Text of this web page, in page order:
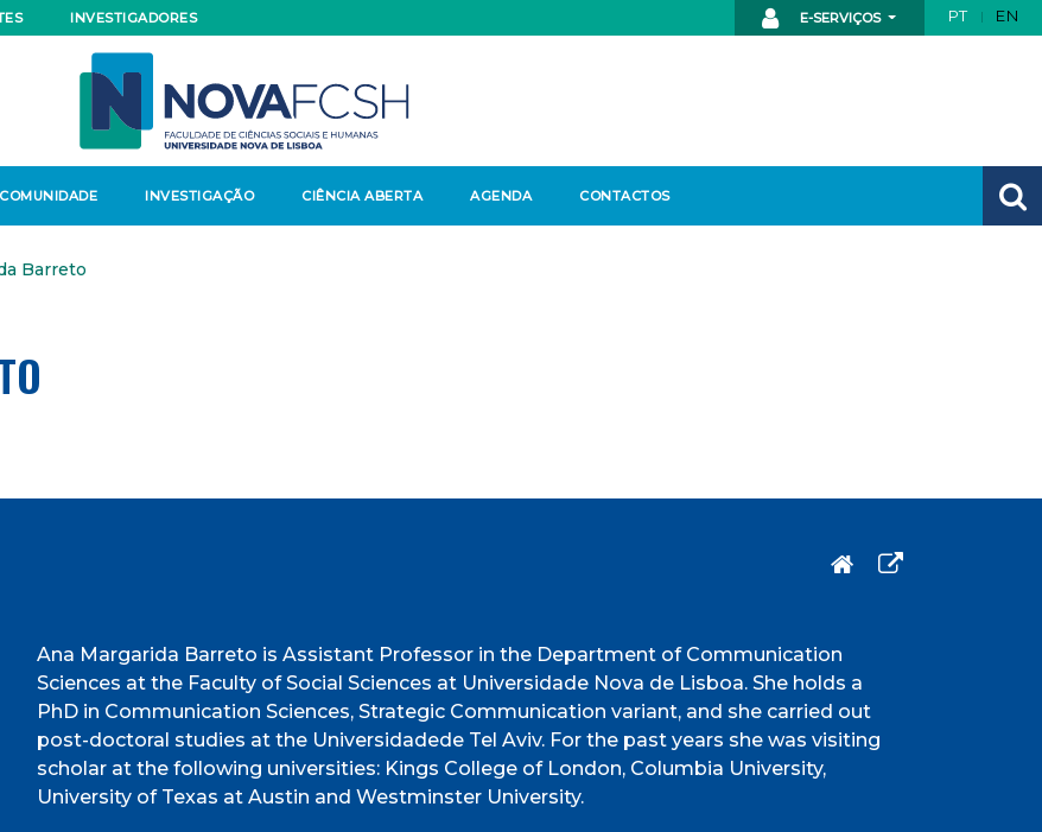
E-SERVIÇOS PT EN
INVESTIGADORES
COMUNIDADE INVESTIGAÇÃO CIÊNCIA ABERTA AGENDA CONTACTOS
Barreto
Ana Margarida Barreto is Assistant Professor in the Department of Communication
Sciences at the Faculty of Social Sciences at Universidade Nova de Lisboa. She holds a
PhD in Communication Sciences, Strategic Communication variant, and she carried out
post-doctoral studies at the Universidadede Tel Aviv. For the past years she was visiting
scholar at the following universities: Kings College of London, Columbia University,
University of Texas at Austin and Westminster University.